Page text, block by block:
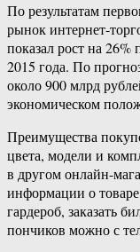
По результатам
рынок интернет-
показал рост на
2015 года. По
около 900 млрд
экономическом
Преимущества
цвета, модели и
в другом онлайн-
информации о
гардероб, заказать
пончиков можно с